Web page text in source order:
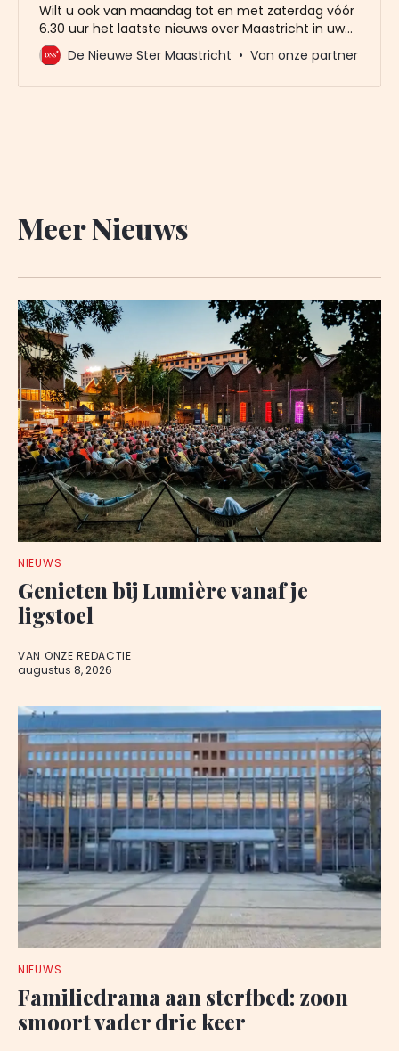
Wilt u ook van maandag tot en met zaterdag vóór
6.30 uur het laatste nieuws over Maastricht in uw
mailbox? Meld u dan gratis aan voor de nieuwbrief
van De Nieuwe Ster. Meer dan 20.000 trouwe lezers
De Nieuwe Ster Maastricht Van onze partner
Meer Nieuws
NIEUWS
Genieten bij Lumière vanaf je
ligstoel
VAN ONZE REDACTIE
augustus 8, 2026
NIEUWS
Familiedrama aan sterfbed: zoon
smoort vader drie keer